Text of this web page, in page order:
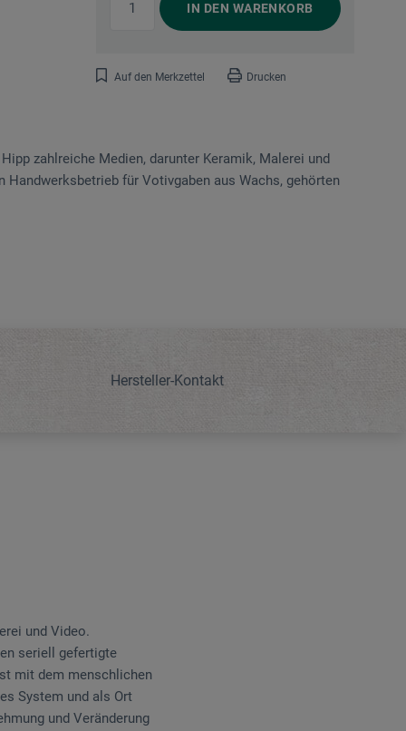
IN DEN WARENKORB
Auf den Merkzettel Drucken
zahlreiche Medien, darunter Keramik, Malerei und
für Votivgaben aus Wachs, gehörten
Hersteller-Kontakt
und Video.
seriell gefertigte
mit dem menschlichen
System und als Ort
und Veränderung